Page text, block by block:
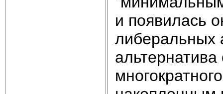
и появилась
либеральных